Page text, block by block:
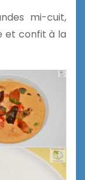
mi-cuit,
et confit à la